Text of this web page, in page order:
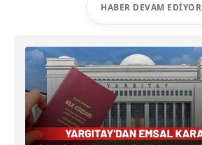
HABER DEVAM EDIYOR